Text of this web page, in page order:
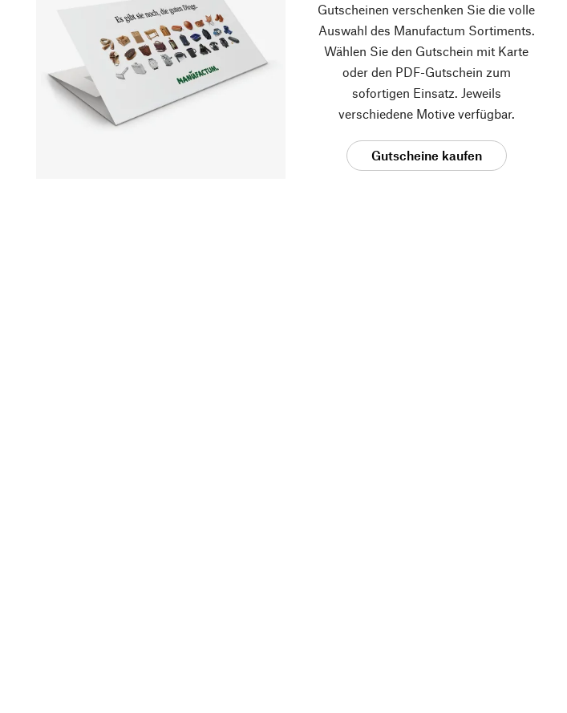
Gutscheinen verschenken Sie die volle
Auswahl des Manufactum Sortiments.
Wählen Sie den Gutschein mit Karte
oder den PDF-Gutschein zum
sofortigen Einsatz. Jeweils
verschiedene Motive verfügbar.
Gutscheine kaufen